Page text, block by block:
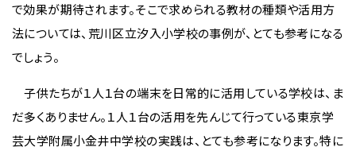
で効果が期待されます。そこで求められる教材の種類や活用方
法については、荒川区立汐入小学校の事例が、とても参考になる
でしょう。
子供たちが１人１台の端末を日常的に活用している学校は、ま
だ多くありません。１人１台の活用を先んじて行っている東京学
芸大学附属小金井中学校の実践は、とても参考になります。特に